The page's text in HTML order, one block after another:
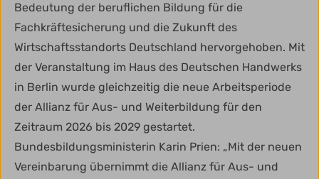
Bedeutung der beruflichen Bildung für die
Fachkräftesicherung und die Zukunft des
Wirtschaftsstandorts Deutschland hervorgehoben. Mit
der Veranstaltung im Haus des Deutschen Handwerks
in Berlin wurde gleichzeitig die neue Arbeitsperiode
der Allianz für Aus- und Weiterbildung für den
Zeitraum 2026 bis 2029 gestartet.
Bundesbildungsministerin Karin Prien: „Mit der neuen
Vereinbarung übernimmt die Allianz für Aus- und